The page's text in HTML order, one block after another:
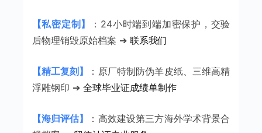
【私密定制】
：24小时端到端加密保护，交验
后物理销毁原始档案 ➔ 联系我们
【精工复刻】
：原厂特制防伪羊皮纸、三维高精
浮雕钢印 ➔ 全球毕业证成绩单制作
【海归评估】
：高效建设第三方海外学术背景合